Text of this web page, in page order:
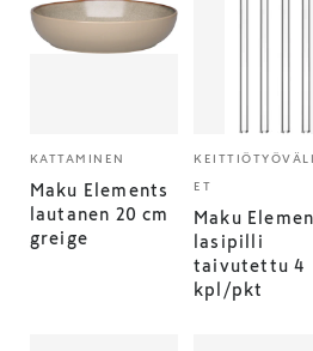
KATTAMINEN
Maku Elements
lautanen 20 cm
greige
ET
Maku
lasipilli
taivutettu 4
kpl/pkt